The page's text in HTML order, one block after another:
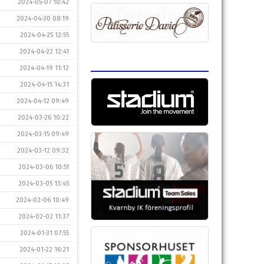
2024-05-07 10:42
2024-04-30 08:19
2024-04-25 12:55
2024-04-22 12:41
2024-04-19 11:12
2024-04-15 14:31
2024-04-12 09:49
2024-03-26 10:22
2024-03-15 09:49
2024-03-12 09:32
2024-03-06 10:51
2024-03-05 13:45
2024-02-06 10:49
2024-02-02 11:37
2024-01-31 07:55
2024-01-22 16:21